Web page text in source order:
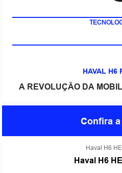
HAVAL H6
A REVOLUÇÃO DA
Confira
Haval H6
Haval H6